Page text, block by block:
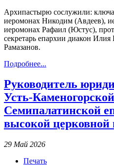
Архипастырю сослужили:
иеромонах Никодим (Авдеев),
иеромонах Рафаил (Юстус),
секретарь епархии диакон
Рамазанов.
Подробнее...
Руководитель
Усть-
Семипалатинской
высокой церковной
29 Май 2026
Печать